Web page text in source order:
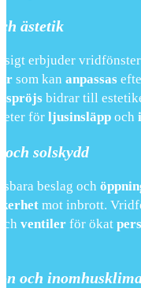
ästetik
erbjuder
som kan anpassas
bidrar till
för ljusinsläpp och
och solskydd
beslag och
mot inbrott.
ventiler för ökat
och